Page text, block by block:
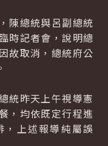
總統與呂副總統
時記者會，說明總
故取消，總統府公
昨天上午視導憲
，均依既定行程進
，上述報導純屬誤